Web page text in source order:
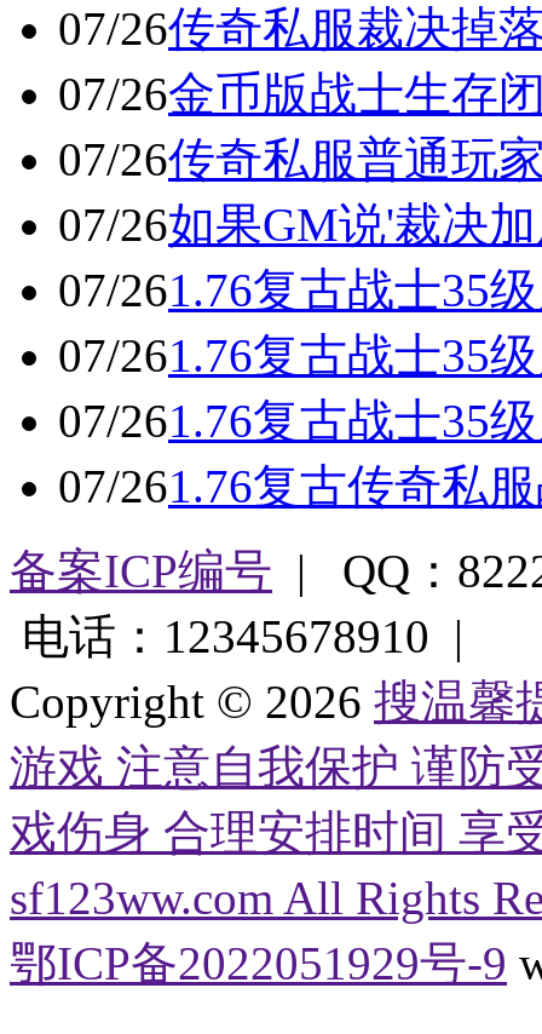
07/26传奇私服裁决掉
07/26金币版战士生存
07/26传奇私服普通玩
07/26如果GM说'裁决
07/261.76复古战士35
07/261.76复古战士35
07/261.76复古战士35
07/261.76复古传奇私
备案ICP编号 | QQ：
电话：12345678910 |
Copyright © 2026 搜温馨
游戏 注意自我保护 谨防
戏伤身 合理安排时间 享
sf123ww.com All Rights
鄂ICP备2022051929号-9